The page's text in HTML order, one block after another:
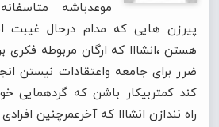
موعدباشه
پیرزن هایی که مدام درحال غیبت
هستن ،انشااا که ارگان مربوطه فکری
ضرر برای جامعه واعتقادات نیستن
کند کمتربیکار باشن که
راه نندازن انشااا که آخرعمرچنین